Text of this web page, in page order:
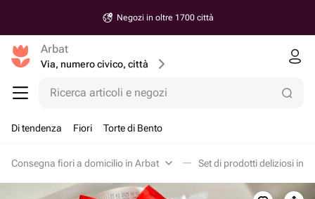
Negozi in oltre 1700 città
Arbat
Via, numero civico, città
Ricerca articoli e negozi
Di tendenza Fiori Torte di Bento
Consegna fiori a domicilio in Arbat Set di prodotti deliziosi in